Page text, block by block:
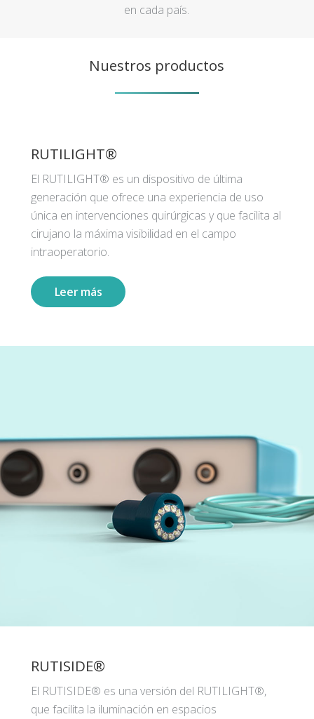
en cada país.
Nuestros productos
RUTILIGHT®
El RUTILIGHT® es un dispositivo de última
generación que ofrece una experiencia de uso
única en intervenciones quirúrgicas y que facilita al
cirujano la máxima visibilidad en el campo
intraoperatorio.
Leer más
RUTISIDE®
El RUTISIDE® es una versión del RUTILIGHT®,
que facilita la iluminación en espacios